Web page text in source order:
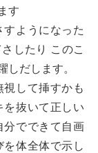
す
ようになった
したり このこ
しだします。
して挿すかも
を抜いて正しい
でできて自画
体全体で示し